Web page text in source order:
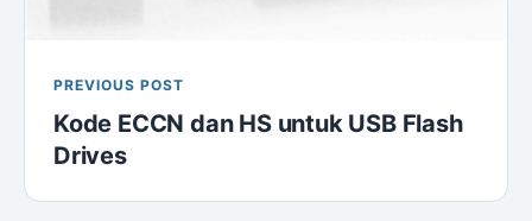
PREVIOUS POST
Kode ECCN dan HS untuk USB Flash
Drives